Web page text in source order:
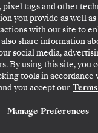
1,722 sq ft
vers l'arrière avec
646 sq ft
à manger et salon
81 900 $US
: choisissez votre
prestations incluses
voyage avec
RÉSERVEZ VOTRE SUITE
pixel tags and other
you provide as well
with our site to
share information
social media,
By using this site, you
tools in accordance
you accept our
Manage Preferences